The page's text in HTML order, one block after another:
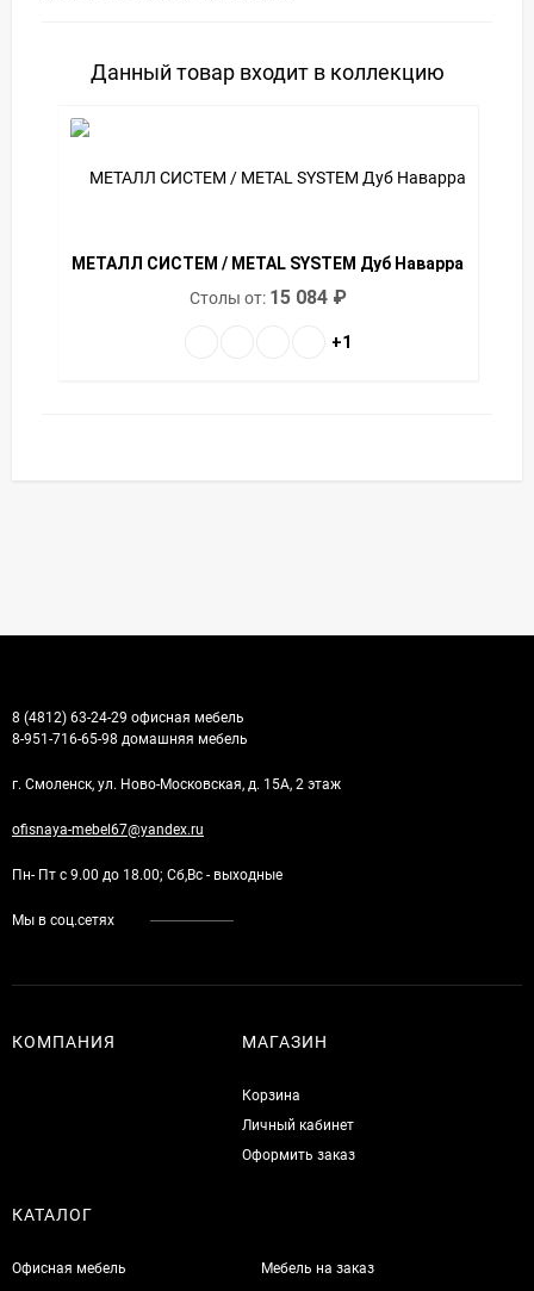
Данный товар входит в коллекцию
МЕТАЛЛ СИСТЕМ / METAL SYSTEM Дуб Наварра
Столы от: 15 084 ₽
+1
8 (4812) 63-24-29 офисная мебель
8-951-716-65-98 домашняя мебель
г. Смоленск, ул. Ново-Московская, д. 15А, 2 этаж
ofisnaya-mebel67@yandex.ru
Пн- Пт с 9.00 до 18.00; Сб,Вс - выходные
Мы в соц.сетях
КОМПАНИЯ МАГАЗИН
Корзина
Личный кабинет
Оформить заказ
КАТАЛОГ
Офисная мебель
Мебель на заказ